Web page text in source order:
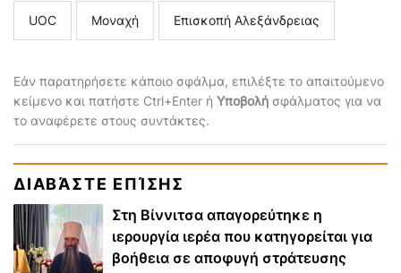
UOC Μοναχή Επισκοπή Αλεξάνδρειας
Εάν παρατηρήσετε κάποιο σφάλμα, επιλέξτε το απαιτούμενο
κείμενο και πατήστε Ctrl+Enter ή Υποβολή σφάλματος για να
το αναφέρετε στους συντάκτες.
ΔΙΑΒΆΣΤΕ ΕΠΊΣΗΣ
Στη Βίννιτσα απαγορεύτηκε η
ιερουργία ιερέα που κατηγορείται για
βοήθεια σε αποφυγή στράτευσης